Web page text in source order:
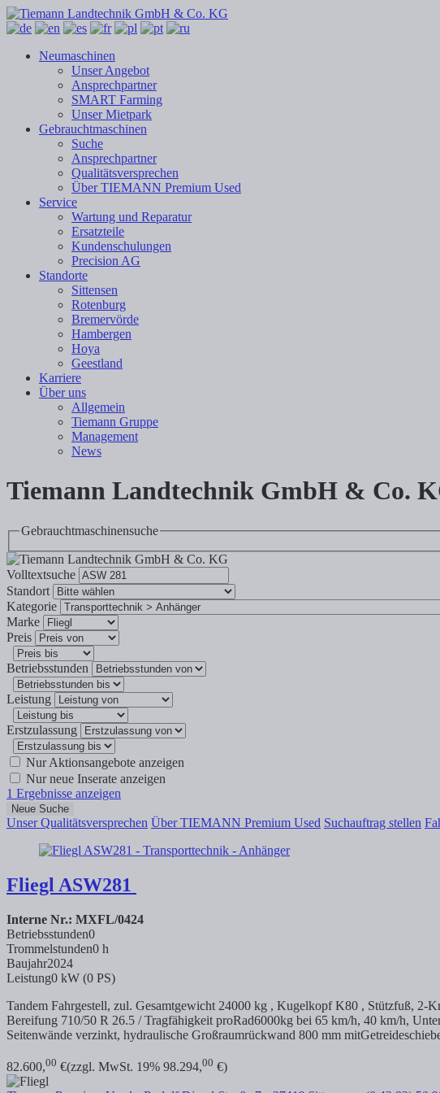
Neumaschinen
Unser Angebot
Ansprechpartner
SMART Farming
Unser Mietpark
Gebrauchtmaschinen
Suche
Ansprechpartner
Qualitätsversprechen
Über TIEMANN Premium Used
Service
Wartung und Reparatur
Ersatzteile
Kundenschulungen
Precision AG
Standorte
Sittensen
Rotenburg
Bremervörde
Hambergen
Hoya
Geestland
Karriere
Über uns
Allgemein
Tiemann Gruppe
Management
News
Tiemann Landtechnik GmbH & Co.
Gebrauchtmaschinensuche
Volltextsuche
Standort
Kategorie
Marke
Preis
Betriebsstunden
Leistung
Erstzulassung
Nur Aktionsangebote anzeigen
Nur neue Inserate anzeigen
1 Ergebnisse anzeigen
Neue Suche
Unser Qualitätsversprechen Über TIEMANN Premium Used Suchauftrag stellen
FlieglASW281
Interne Nr.: MXFL/0424
Betriebsstunden0
Trommelstunden0 h
Baujahr2024
Leistung0 kW (0 PS)
Tandem Fahrgestell, zul. Gesamtgewicht 24000 kg , Kugelkopf K80 , Stützfuß, 2-
Bereifung 710/50 R 26.5 / Tragfähigkeit proRad6000kg bei 65 km/h, 40 km/h,
Seitenwände verzinkt, hydraulische Großraumrückwand 800 mm
82.600,00 €(zzgl. MwSt. 19% 98.294,00 €)